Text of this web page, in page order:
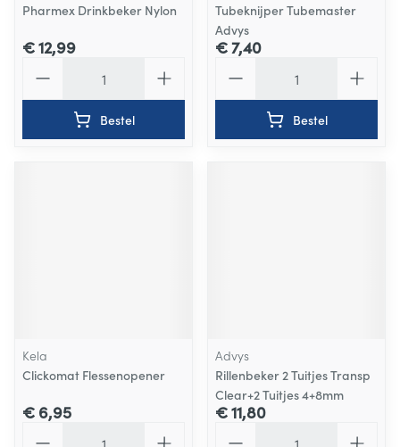
Pharmex Drinkbeker Nylon
€ 12,99
Bestel
Tubeknijper Tubemaster
Advys
€ 7,40
Bestel
Kela
Clickomat Flessenopener
€ 6,95
Advys
Rillenbeker 2 Tuitjes Transp
Clear+2 Tuitjes 4+8mm
€ 11,80